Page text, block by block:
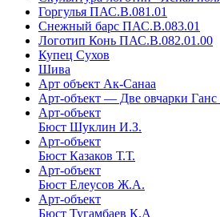
Горгулья ПАС.В.081.01
Снежный барс ПАС.В.083.01
Логотип Конь ПАС.В.082.01.00
Купец Сухов
Шива
Арт объект Ак-Санаа
Арт-объект — Две овчарки Ганс
Арт-объект
Бюст Шуклин И.З.
Арт-объект
Бюст Казаков Т.Т.
Арт-объект
Бюст Елеусов Ж.А.
Арт-объект
Бюст Тугамбаев К.А